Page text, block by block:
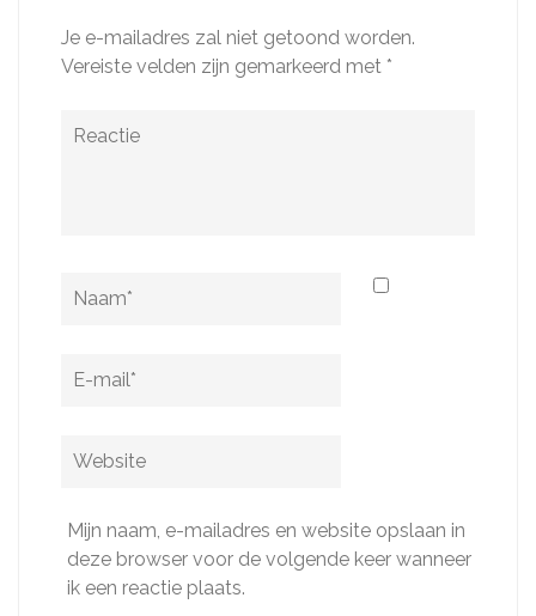
Je e-mailadres zal niet getoond worden.
Vereiste velden zijn gemarkeerd met *
Reactie
Naam
E-
Website
Mijn naam, e-mailadres en website opslaan in
deze browser voor de volgende keer wanneer
ik een reactie plaats.